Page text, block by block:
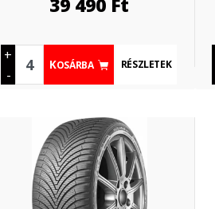
+
-
KOSÁRBA RÉSZLETEK